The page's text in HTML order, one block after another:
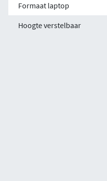
Formaat laptop
Hoogte verstelbaar